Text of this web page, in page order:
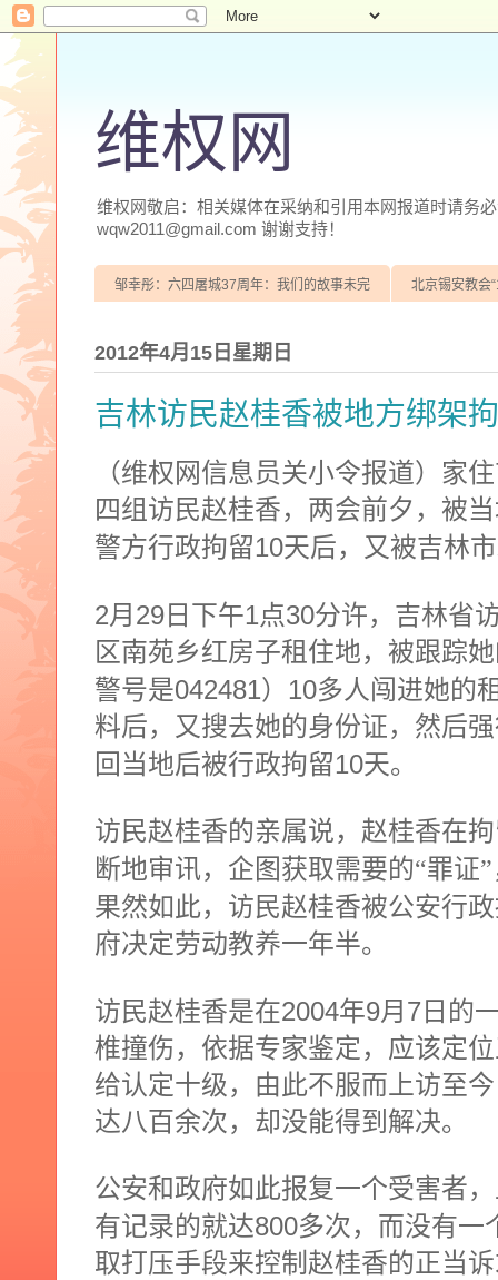
维权网
维权网敬启：相关媒体在采纳和引用本网报道时请务
wqw2011@gmail.com 谢谢支持！
邹幸彤：六四屠城37周年：我们的故事未完 北京锡安教会
2012年4月15日星期日
吉林访民赵桂香被地方绑架
（维权网信息员关小令报道）家
四组访民赵桂香，两会前夕，被
警方行政拘留10天后，又被吉林
2月 29 日 下午1点30分许，吉林省
区南苑乡红房子租住地，被跟踪
警号是042481） 10多人闯进她的
料后，又搜去她的身份证，然后
回当地后被行政拘留10天。
访民赵桂香的亲属说，赵桂香在
断地审讯，企图获取需要的“罪证
果然如此，访民赵桂香被公安行
府决定劳动教养一年半。
访民赵桂香是在2004年9月 7 日 的
椎撞伤，依据专家鉴定，应该定
给认定十级，由此不服而上访至
达八百余次，却没能得到解决。
公安和政府如此报复一个受害者
有记录的就达800多次，而没有一
取打压手段来控制赵桂香的正当